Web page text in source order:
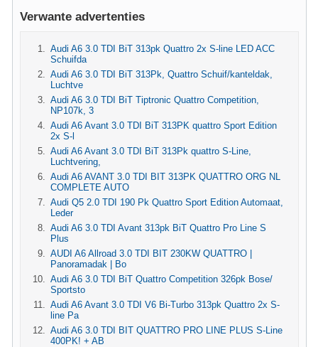
Verwante advertenties
Audi A6 3.0 TDI BiT 313pk Quattro 2x S-line LED ACC
Schuifda
Audi A6 3.0 TDI BiT 313Pk, Quattro Schuif/kanteldak,
Luchtve
Audi A6 3.0 TDI BiT Tiptronic Quattro Competition,
NP107k, 3
Audi A6 Avant 3.0 TDI BiT 313PK quattro Sport Edition
2x S-l
Audi A6 Avant 3.0 TDI BiT 313Pk quattro S-Line,
Luchtvering,
Audi A6 AVANT 3.0 TDI BIT 313PK QUATTRO ORG NL
COMPLETE AUTO
Audi Q5 2.0 TDI 190 Pk Quattro Sport Edition Automaat,
Leder
Audi A6 3.0 TDI Avant 313pk BiT Quattro Pro Line S
Plus
AUDI A6 Allroad 3.0 TDI BIT 230KW QUATTRO |
Panoramadak | Bo
Audi A6 3.0 TDI BiT Quattro Competition 326pk Bose/
Sportsto
Audi A6 Avant 3.0 TDI V6 Bi-Turbo 313pk Quattro 2x S-
line Pa
Audi A6 3.0 TDI BIT QUATTRO PRO LINE PLUS S-Line
400PK! + AB